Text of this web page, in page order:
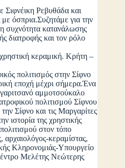
Σιφνέικη Ρεβυθάδα και
όσπρια.Συζητάμε για την
συχνότητα κατανάλωσης
διατροφής και τον ρόλο
κεραμική. Κρήτη –
πολιτισμός στην Σίφνο
εποχή μέχρι σήμερα.Ένα
αμμοτσούκαλο
πολιτισμού Σίφνου
Σίφνο και τις Μαργαρίτες
ιστορία της χρηστικής
στον τόπο
αρχαιολόγος-κεραμίστας,
Κληρονομιάς-Υπουργείο
Μελέτης Νεώτερης